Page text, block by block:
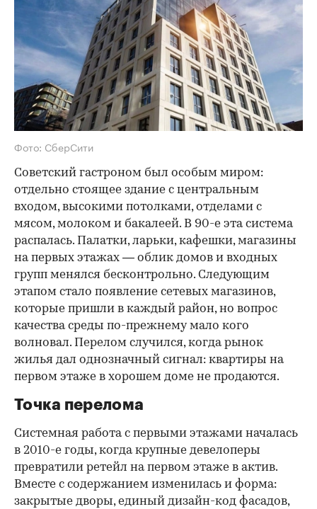
Фото: СберСити
Советский гастроном был особым миром:
отдельно стоящее здание с центральным
входом, высокими потолками, отделами с
мясом, молоком и бакалеей. В 90-е эта система
распалась. Палатки, ларьки, кафешки, магазины
на первых этажах — облик домов и входных
групп менялся бесконтрольно. Следующим
этапом стало появление сетевых магазинов,
которые пришли в каждый район, но вопрос
качества среды по-прежнему мало кого
волновал. Перелом случился, когда рынок
жилья дал однозначный сигнал: квартиры на
первом этаже в хорошем доме не продаются.
Точка перелома
Системная работа с первыми этажами началась
в 2010-е годы, когда крупные девелоперы
превратили ретейл на первом этаже в актив.
Вместе с содержанием изменилась и форма:
закрытые дворы, единый дизайн-код фасадов,